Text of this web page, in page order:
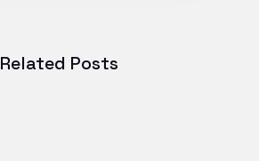
Related Posts